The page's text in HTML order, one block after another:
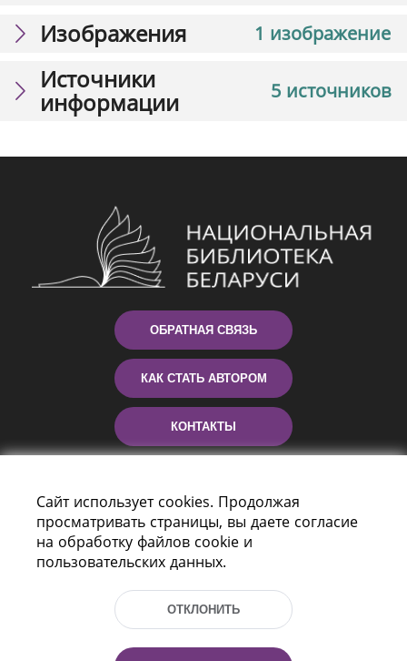
1 изображение
Изображения
5 источников
Источники
информации
ОБРАТНАЯ СВЯЗЬ
КАК СТАТЬ АВТОРОМ
КОНТАКТЫ
Пр-т Независимости 116
Сайт использует cookies. Продолжая
просматривать страницы, вы даете согласие
на обработку файлов cookie и
пользовательских данных.
ОТКЛОНИТЬ